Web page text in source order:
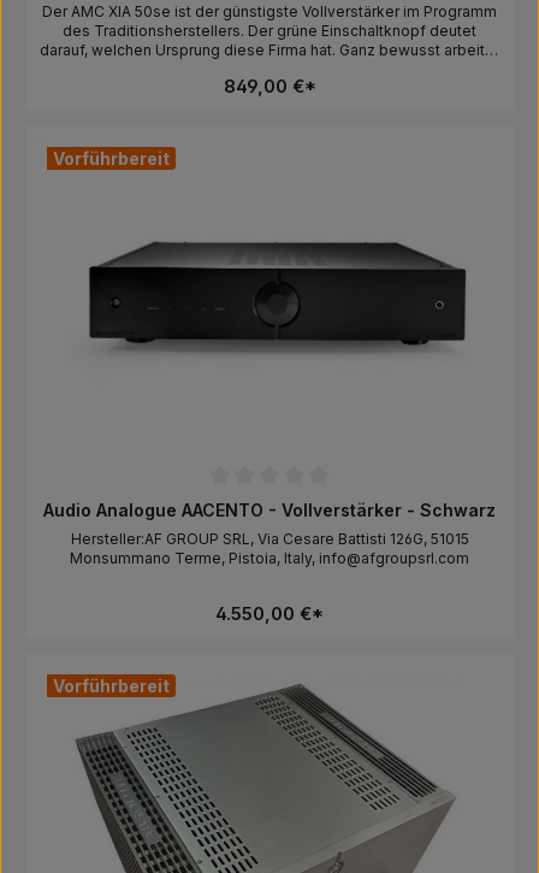
Der AMC XIA 50se ist der günstigste Vollverstärker im Programm
des Traditionsherstellers. Der grüne Einschaltknopf deutet
darauf, welchen Ursprung diese Firma hat. Ganz bewusst arbeitet
viele andere Hersteller mit Class-D Technik. Der XIA 50se klingt
Indiana Line, die wir neu in unser Sortiment aufgenommen haben,
lässt sich eine sehr gutklingende günstige Anlage
Lichtleiter Digitaleingang können direkt ein TV, CD Player oder
Streamer den tollen eingebauten DAC nutzen. Zusätzlich verfügt
Verstärkern häufig schmerzlich vermisst wird. Ein richtig tolles
Gerät, welches nach unserer Meinung in dieser Preisklasse
klanglich kaum zu toppen ist. Wir haben eine youtube Video zu
genau so einer Anlage gedreht.
849,00 €*
Vorführbereit
Durchschnittliche Bewertung von 0 von 5 Sternen
Audio Analogue AACENTO - Vollverstärker - Schwarz
Hersteller:AF GROUP SRL, Via Cesare Battisti 126G, 51015
Monsummano Terme, Pistoia, Italy, info@afgroupsrl.com
4.550,00 €*
Vorführbereit